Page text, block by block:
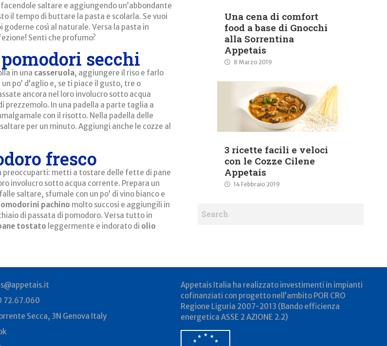
saltare e aggiungendo un’abbondante
il tempo di buttare la pasta e scolarla. Se vuoi
così al naturale. Versa la pasta in
Senti che profumo?
secchi
in una casseruola, aggiungere il riso e farlo
po’ d’aglio e, se ti piace il gusto, tre o
ancora nel loro involucro sotto acqua
prezzemolo. In una padella a parte taglia a
con il risotto. Nella padella delle
per un minuto. Aggiungi anche le cozze al
fresco
preoccuparti: metti a tostare delle fette di pane
involucro sotto acqua corrente. Prepara un
saltare, sfumale con un po’ di vino bianco e
pachino molto succosi e aggiungili in
di passata di pomodoro. Versa tutto in
tostato leggermente e indorato di olio
Una cena di comfort
food a base di Gnocchi
alla Sorrentina
Appetais
8 Marzo 2019
3 ricette facili e veloci
con le Cozze Cilene
Appetais
14 Febbraio 2019
72.67.060
Secca, 3N Genova Italy
Appetais Italia ha realizzato investimenti in impianti
cofinanziati con progetto nell’ambito POR CRO
Regione Liguria 2007-2013 (Bando efficienza
energetica ASSE 2 AZIONE 2.2)